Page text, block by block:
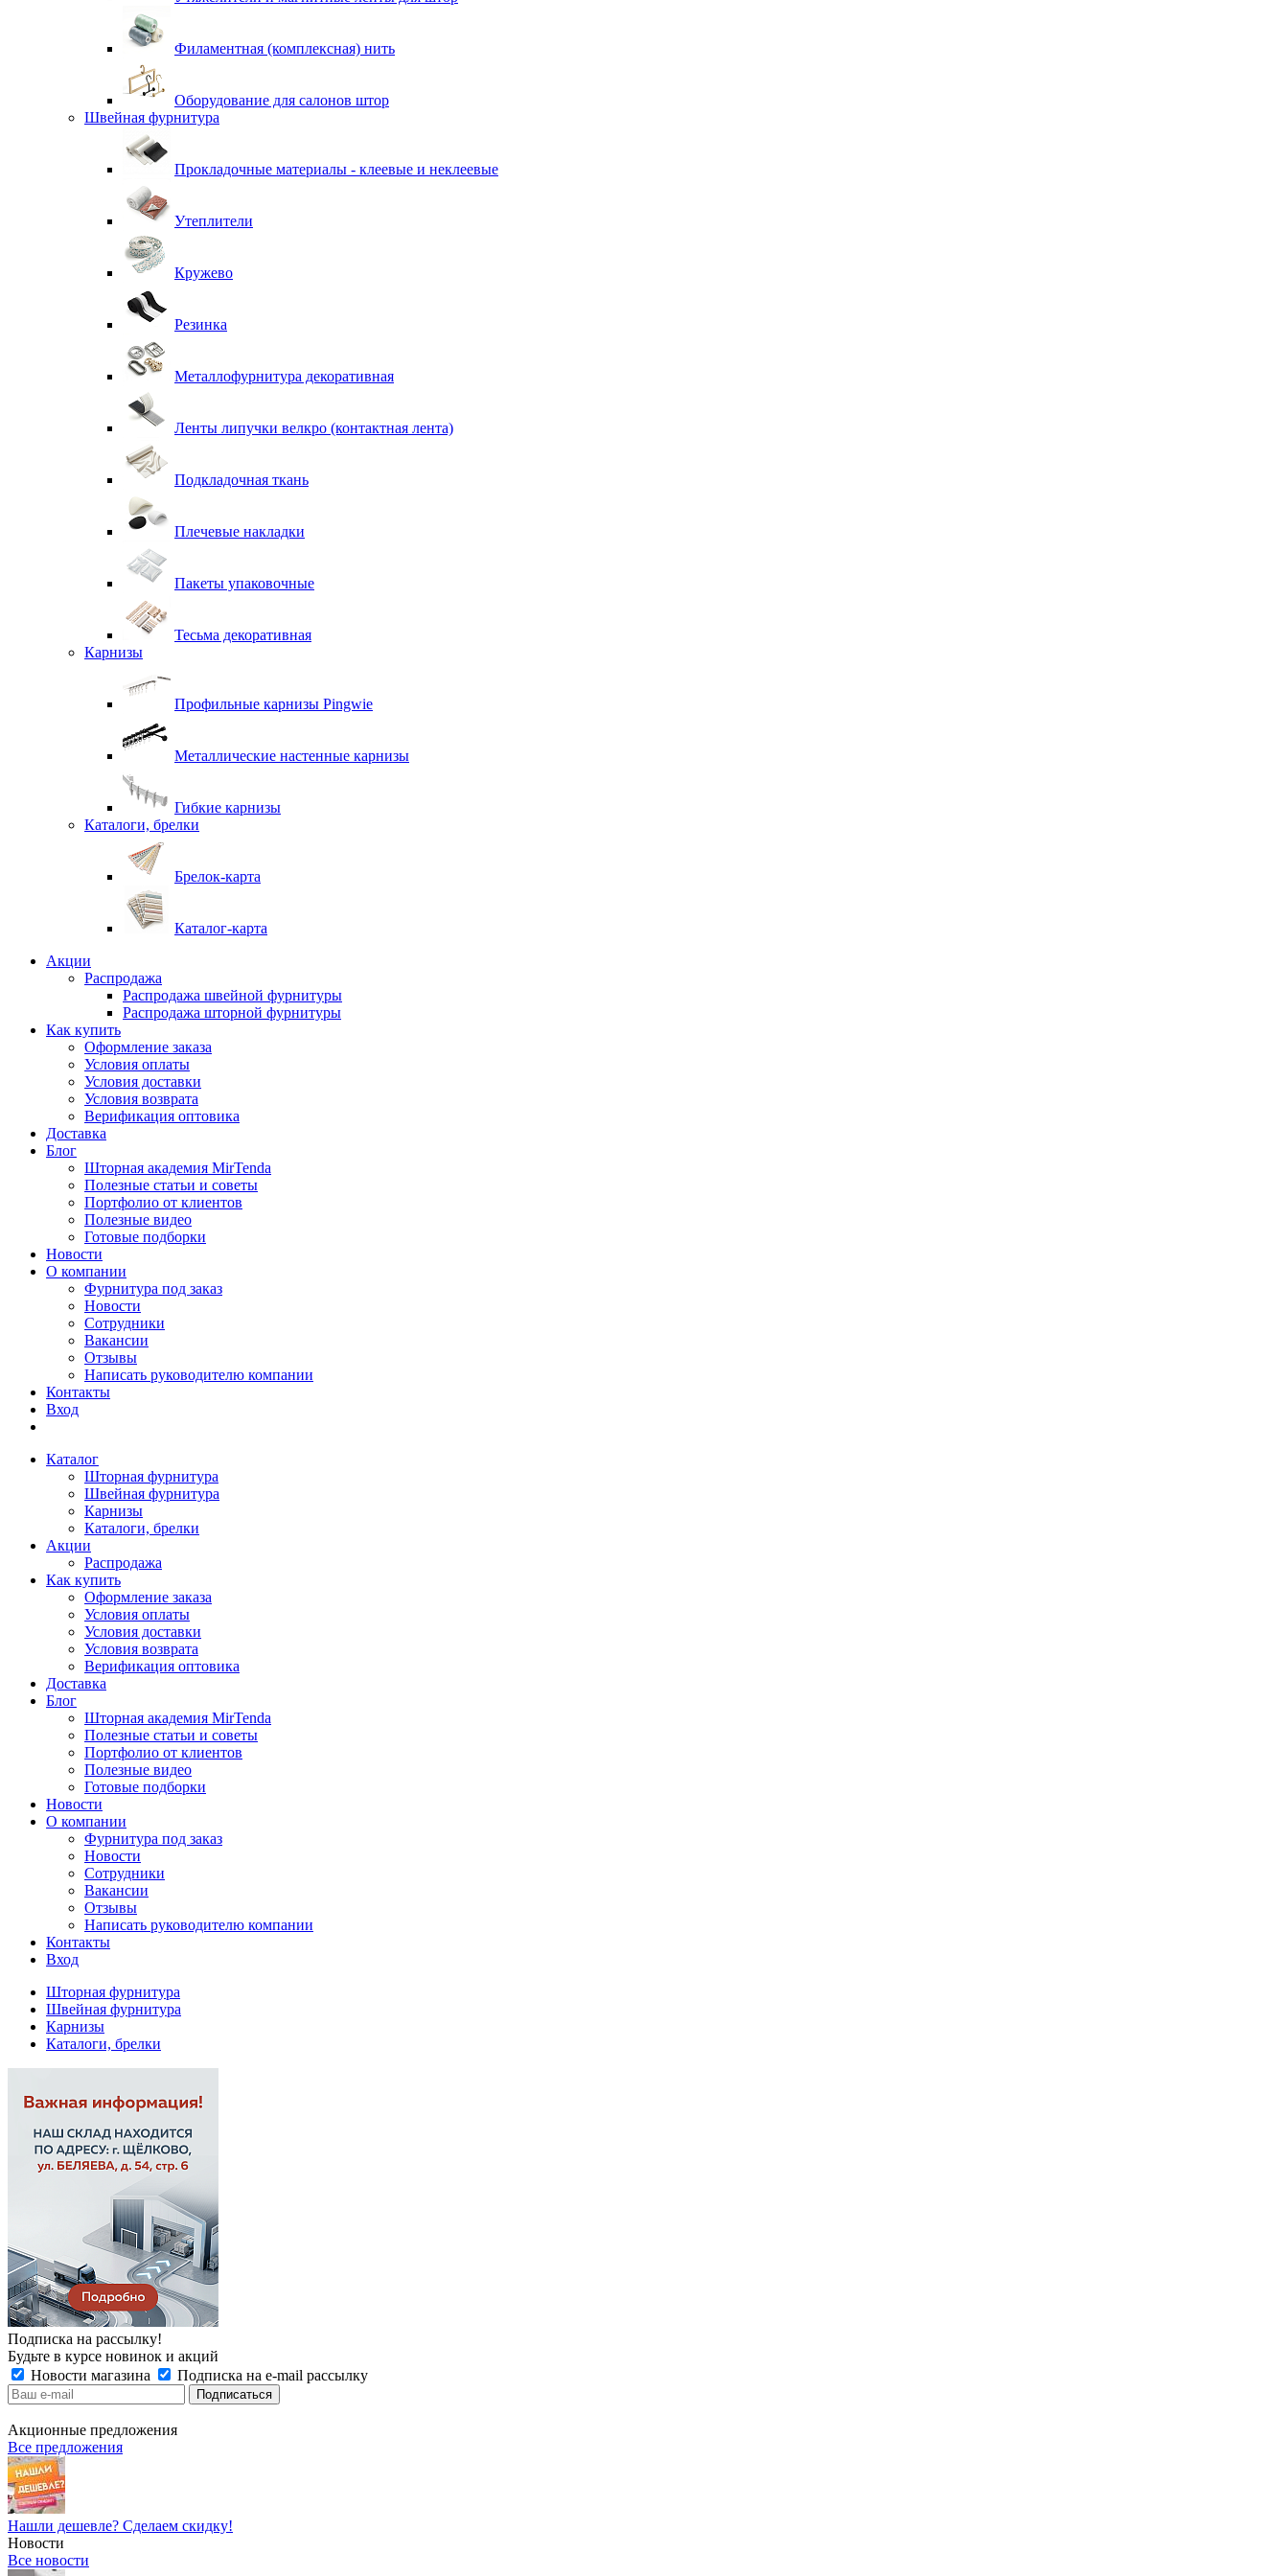
Филаментная (комплексная) нить
Оборудование для салонов штор
Швейная фурнитура
Прокладочные материалы - клеевые и неклеевые
Утеплители
Кружево
Резинка
Металлофурнитура декоративная
Ленты липучки велкро (контактная лента)
Подкладочная ткань
Плечевые накладки
Пакеты упаковочные
Тесьма декоративная
Карнизы
Профильные карнизы Pingwie
Металлические настенные карнизы
Гибкие карнизы
Каталоги, брелки
Брелок-карта
Каталог-карта
Акции
Распродажа
Распродажа швейной фурнитуры
Распродажа шторной фурнитуры
Как купить
Оформление заказа
Условия оплаты
Условия доставки
Условия возврата
Верификация оптовика
Доставка
Блог
Шторная академия MirTenda
Полезные статьи и советы
Портфолио от клиентов
Полезные видео
Готовые подборки
Новости
О компании
Фурнитура под заказ
Новости
Сотрудники
Вакансии
Отзывы
Написать руководителю компании
Контакты
Вход
Каталог
Шторная фурнитура
Швейная фурнитура
Карнизы
Каталоги, брелки
Акции
Распродажа
Как купить
Оформление заказа
Условия оплаты
Условия доставки
Условия возврата
Верификация оптовика
Доставка
Блог
Шторная академия MirTenda
Полезные статьи и советы
Портфолио от клиентов
Полезные видео
Готовые подборки
Новости
О компании
Фурнитура под заказ
Новости
Сотрудники
Вакансии
Отзывы
Написать руководителю компании
Контакты
Вход
Шторная фурнитура
Швейная фурнитура
Карнизы
Каталоги, брелки
Подписка на рассылку!
Будьте в курсе новинок и акций
Новости магазина
Подписка на e-mail рассылку
Акционные предложения
Все предложения
Нашли дешевле? Сделаем скидку!
Новости
Все новости